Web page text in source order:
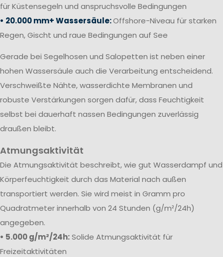
für Küstensegeln und anspruchsvolle Bedingungen
• 20.000 mm+ Wassersäule:Offshore-Niveau für starken
Regen, Gischt und raue Bedingungen auf See
Gerade bei Segelhosen und Salopetten ist neben einer
hohen Wassersäule auch die Verarbeitung entscheidend.
Verschweißte Nähte, wasserdichte Membranen und
robuste Verstärkungen sorgen dafür, dass Feuchtigkeit
selbst bei dauerhaft nassen Bedingungen zuverlässig
draußen bleibt.
Atmungsaktivität
Die Atmungsaktivität beschreibt, wie gut Wasserdampf und
Körperfeuchtigkeit durch das Material nach außen
transportiert werden. Sie wird meist in Gramm pro
Quadratmeter innerhalb von 24 Stunden (g/m²/24h)
angegeben.
• 5.000 g/m²/24h:Solide Atmungsaktivität für
Freizeitaktivitäten